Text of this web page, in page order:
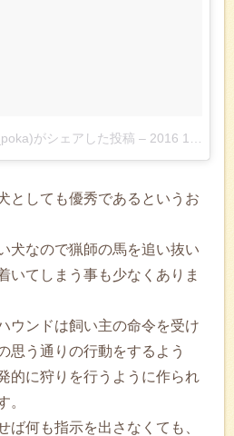
がシェアした投稿 – 2016 12月 2 7:07午前 PST
としても優秀であるというお
犬なので猟師の馬を追い抜い
いてしまう事も少なくありま
ウンドは飼い主の命令を受け
思う通りの行動をするよう
的に狩りを行うように作られ
。
ば何も指示を出さなくても、